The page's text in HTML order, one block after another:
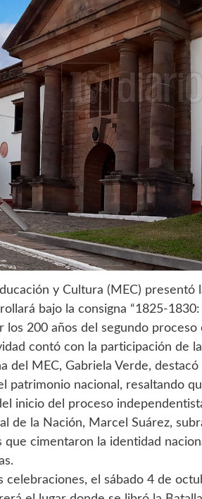
y Cultura (MEC)
bajo la consigna “1825-
los 200 años del segundo
contó con la participación de
del MEC, Gabriela Verde,
patrimonio nacional, resaltando
inicio del proceso
de la Nación, Marcel Suárez,
que cimentaron la identidad
celebraciones, el sábado 4 de